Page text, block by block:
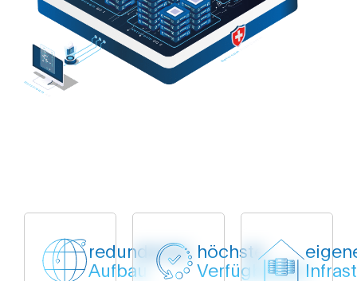
redundanter
Aufbau
höchste
Verfügbarkeit